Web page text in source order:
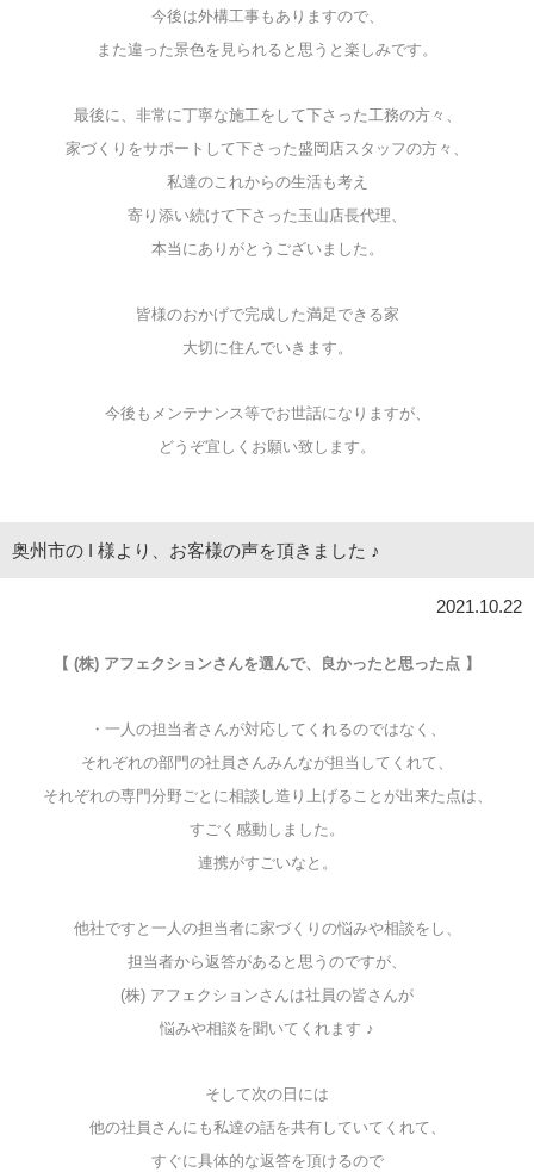
今後は外構工事もありますので、
また違った景色を見られると思うと楽しみです。
最後に、非常に丁寧な施工をして下さった工務の方々、
家づくりをサポートして下さった盛岡店スタッフの方々、
私達のこれからの生活も考え
寄り添い続けて下さった玉山店長代理、
本当にありがとうございました。
皆様のおかげで完成した満足できる家
大切に住んでいきます。
今後もメンテナンス等でお世話になりますが、
どうぞ宜しくお願い致します。
奥州市の I 様より、お客様の声を頂きました ♪
2021.10.22
【 (株) アフェクションさんを選んで、良かったと思った点 】
・一人の担当者さんが対応してくれるのではなく、
それぞれの部門の社員さんみんなが担当してくれて、
それぞれの専門分野ごとに相談し造り上げることが出来た点は、
すごく感動しました。
連携がすごいなと。
他社ですと一人の担当者に家づくりの悩みや相談をし、
担当者から返答があると思うのですが、
(株) アフェクションさんは社員の皆さんが
悩みや相談を聞いてくれます ♪
そして次の日には
他の社員さんにも私達の話を共有していてくれて、
すぐに具体的な返答を頂けるので